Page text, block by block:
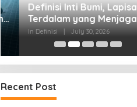
Definisi Inti Bumi, Lapisan
Terdalam yang Menjaga
Kehidupan Planet
In Definisi | July 30, 2026
Recent Post